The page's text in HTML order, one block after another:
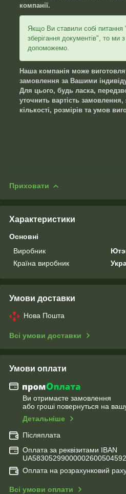
компанії.
Якщо Ви ставили собі питання
зберігання документів", то ми
допоможемо.
Наша компанія може
замовлення за Вашими
Для цього, будь ласка,
уточнить вартість замовлення,
кількості, розмірів та умов
Приховати
Характеристики
Основні
Виробник
Країна виробник
Умови доставки
Нова Пошта
Всі умови доставки
Умови оплати
Ви отримаєте замовлення
або гроші повернуться на
Детальніше
Післяплата
Оплата за реквізитами IBAN
Оплата на розрахунковий
Всі умови оплати